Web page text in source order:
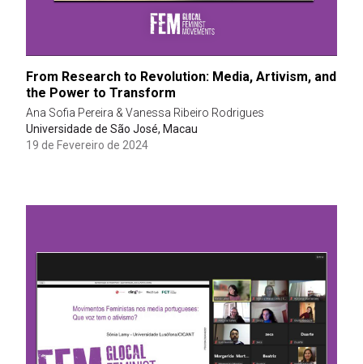
From Research to Revolution: Media, Artivism, and
the Power to Transform
Ana Sofia Pereira & Vanessa Ribeiro Rodrigues
Universidade de São José, Macau
19 de Fevereiro de 2024